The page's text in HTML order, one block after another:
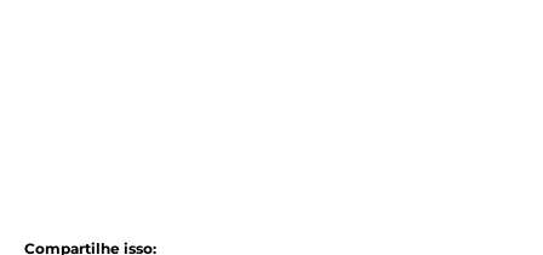
Compartilhe isso: